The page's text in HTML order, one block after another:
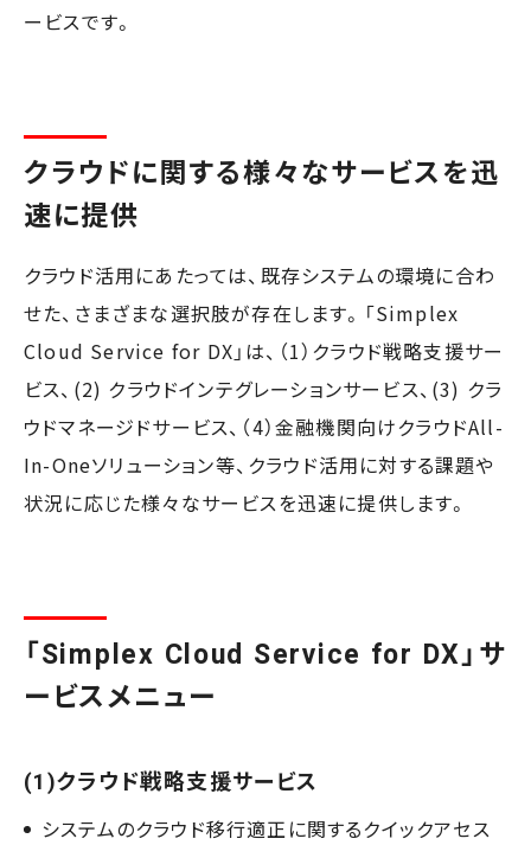
ービスです。
クラウドに関する様々なサービスを迅
速に提供
クラウド活用にあたっては、既存システムの環境に合わ
せた、さまざまな選択肢が存在します。「Simplex
Cloud Service for DX」は、（1）クラウド戦略支援サー
ビス、(2) クラウドインテグレーションサービス、(3) クラ
ウドマネージドサービス、（4）金融機関向けクラウドAll-
In-Oneソリューション等、クラウド活用に対する課題や
状況に応じた様々なサービスを迅速に提供します。
「Simplex Cloud Service for DX」サ
ービスメニュー
(1)クラウド戦略支援サービス
システムのクラウド移行適正に関するクイックアセス